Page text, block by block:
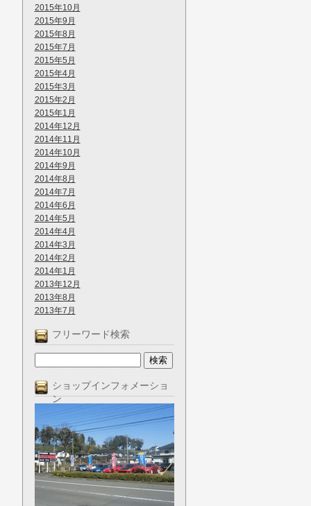
2015年10月
2015年9月
2015年8月
2015年7月
2015年5月
2015年4月
2015年3月
2015年2月
2015年1月
2014年12月
2014年11月
2014年10月
2014年9月
2014年8月
2014年7月
2014年6月
2014年5月
2014年4月
2014年3月
2014年2月
2014年1月
2013年12月
2013年8月
2013年7月
フリーワード検索
ショップインフォメーショ
ン